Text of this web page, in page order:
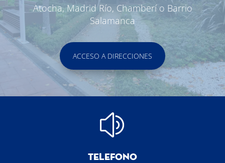
Atocha, Madrid Río, Chamberí o Barrio
Salamanca
ACCESO A DIRECCIONES
z
TELEFONO